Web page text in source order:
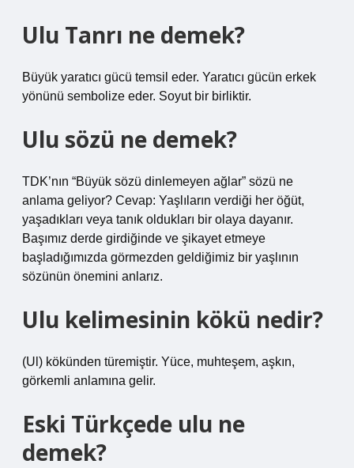
Ulu Tanrı ne demek?
Büyük yaratıcı gücü temsil eder. Yaratıcı gücün erkek
yönünü sembolize eder. Soyut bir birliktir.
Ulu sözü ne demek?
TDK’nın “Büyük sözü dinlemeyen ağlar” sözü ne
anlama geliyor? Cevap: Yaşlıların verdiği her öğüt,
yaşadıkları veya tanık oldukları bir olaya dayanır.
Başımız derde girdiğinde ve şikayet etmeye
başladığımızda görmezden geldiğimiz bir yaşlının
sözünün önemini anlarız.
Ulu kelimesinin kökü nedir?
(Ul) kökünden türemiştir. Yüce, muhteşem, aşkın,
görkemli anlamına gelir.
Eski Türkçede ulu ne
demek?